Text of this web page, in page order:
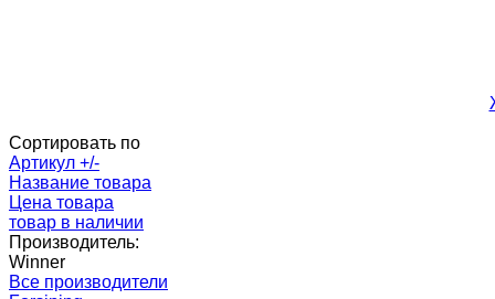
Сортировать по
Артикул +/-
Название товара
Цена товара
товар в наличии
Производитель:
Winner
Все производители